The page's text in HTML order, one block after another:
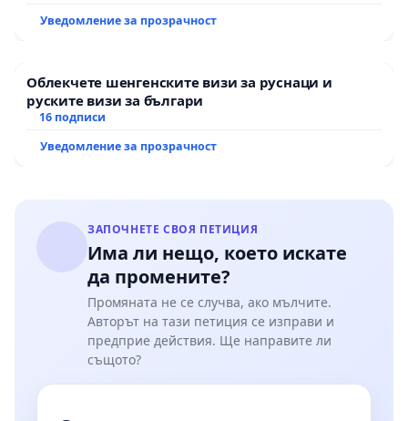
Уведомление за прозрачност
Облекчете шенгенските визи за руснаци и
руските визи за българи
16 подписи
Уведомление за прозрачност
ЗАПОЧНЕТЕ СВОЯ ПЕТИЦИЯ
Има ли нещо, което искате
да промените?
Промяната не се случва, ако мълчите.
Авторът на тази петиция се изправи и
предприе действия. Ще направите ли
същото?